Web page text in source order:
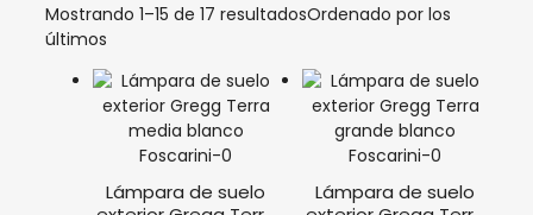
Mostrando 1–15 de 17 resultadosOrdenado por los
últimos
Lámpara de suelo
Lámpara de suelo